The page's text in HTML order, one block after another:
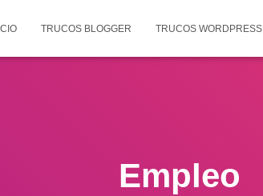
TRUCOS BLOGGER TRUCOS WORDPRESS
Empleo